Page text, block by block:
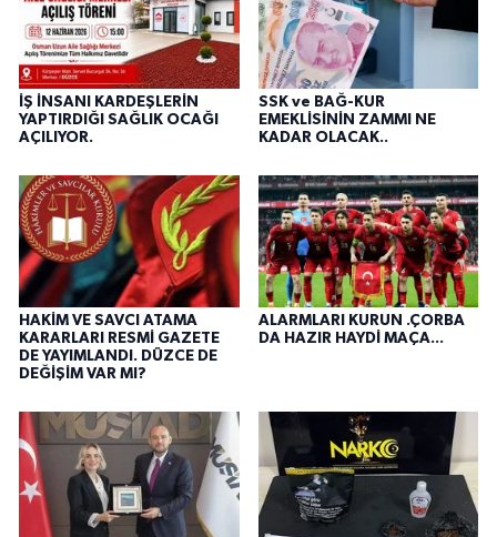
İŞ İNSANI KARDEŞLERİN
YAPTIRDIĞI SAĞLIK OCAĞI
AÇILIYOR.
SSK ve BAĞ-KUR
EMEKLİSİNİN ZAMMI NE
KADAR OLACAK..
HAKİM VE SAVCI ATAMA
KARARLARI RESMİ GAZETE
DE YAYIMLANDI. DÜZCE DE
DEĞİŞİM VAR MI?
ALARMLARI KURUN .ÇORBA
DA HAZIR HAYDİ MAÇA...